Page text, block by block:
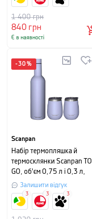
840грн
1 400грн
Є в наявності
-30 %
Scanpan
Набір термопляшка й
термосклянки Scanpan TO
GO, об'єм 0,75 л і 0,3 л,
лавандовий, 3 предмети
Залишити відгук
3 3 3